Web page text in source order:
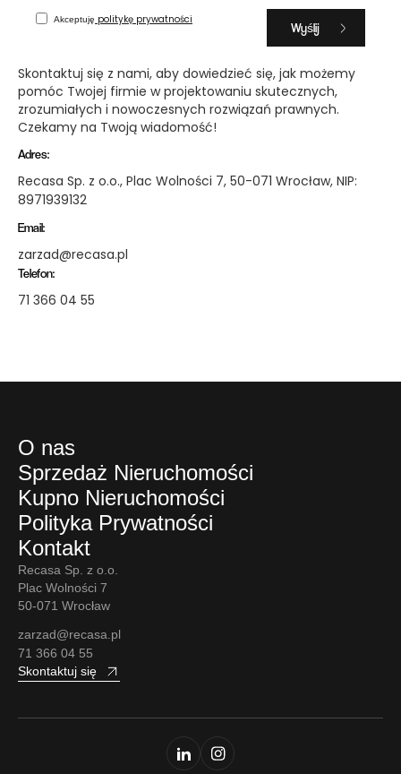
Akceptuję politykę prywatności
Skontaktuj się z nami, aby dowiedzieć się, jak możemy
pomóc Twojej firmie w projektowaniu skutecznych,
zrozumiałych i nowoczesnych rozwiązań prawnych.
Czekamy na Twoją wiadomość!
Adres:
Recasa Sp. z o.o., Plac Wolności 7, 50-071 Wrocław, NIP:
8971939132
Email:
zarzad@recasa.pl
Telefon:
71 366 04 55
O nas
Sprzedaż Nieruchomości
Kupno Nieruchomości
Polityka Prywatności
Kontakt
Recasa Sp. z o.o.
Plac Wolności 7
50-071 Wrocław
zarzad@recasa.pl
71 366 04 55
Skontaktuj się